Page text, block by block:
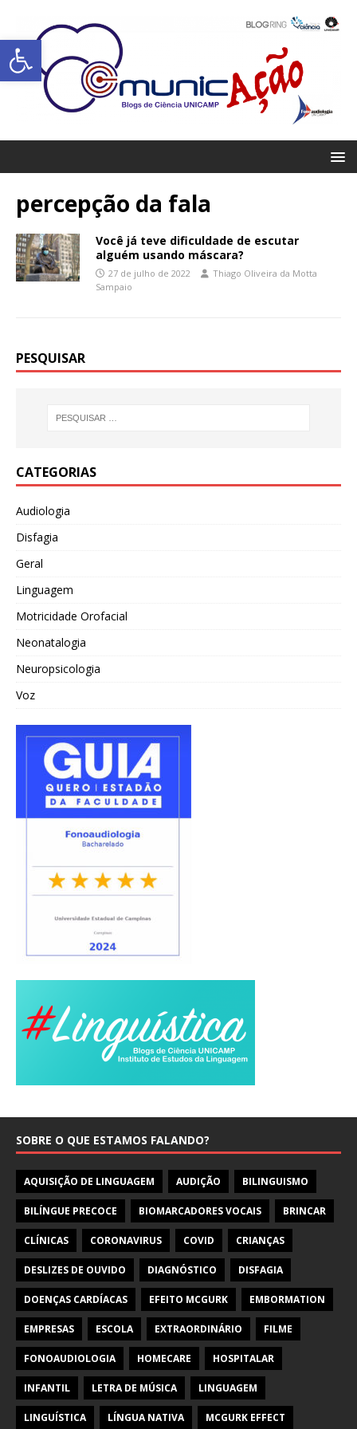
Abrir a barra de ferramentas
percepção da fala
Você já teve dificuldade de escutar
alguém usando máscara?
27 de julho de 2022
Thiago Oliveira da Motta
Sampaio
PESQUISAR
CATEGORIAS
Audiologia
Disfagia
Geral
Linguagem
Motricidade Orofacial
Neonatalogia
Neuropsicologia
Voz
SOBRE O QUE ESTAMOS FALANDO?
AQUISIÇÃO DE LINGUAGEM AUDIÇÃO BILINGUISMO
BILÍNGUE PRECOCE BIOMARCADORES VOCAIS BRINCAR
CLÍNICAS CORONAVIRUS COVID CRIANÇAS
DESLIZES DE OUVIDO DIAGNÓSTICO DISFAGIA
DOENÇAS CARDÍACAS EFEITO MCGURK EMBORMATION
EMPRESAS ESCOLA EXTRAORDINÁRIO FILME
FONOAUDIOLOGIA HOMECARE HOSPITALAR
INFANTIL LETRA DE MÚSICA LINGUAGEM
LINGUÍSTICA LÍNGUA NATIVA MCGURK EFFECT